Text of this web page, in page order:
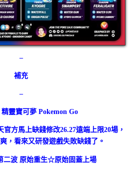
–
補充
–
精靈寶可夢 Pokemon Go
方馬上缺錢修改26.27遠端上限20場，
，看來又研發遊戲失敗缺錢了。
二波 原始重生☆原始固蓋上場